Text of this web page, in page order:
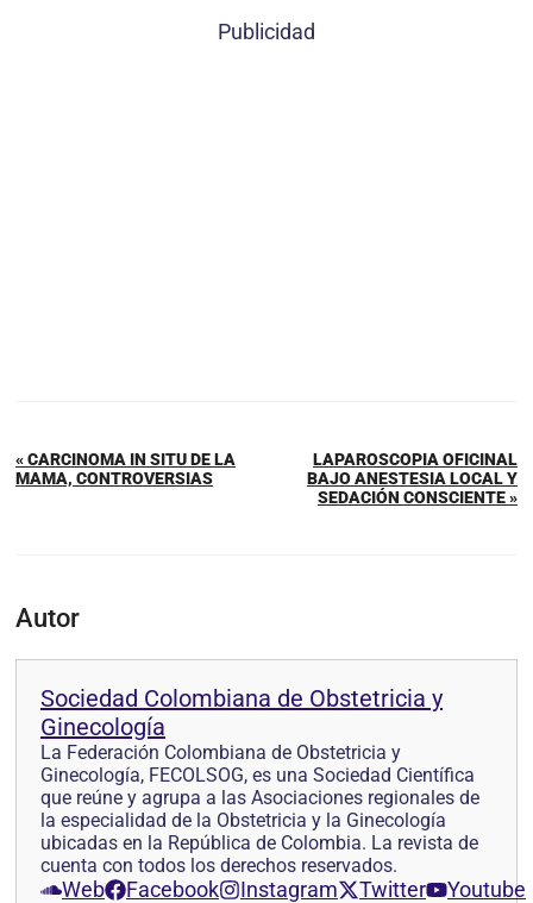
Publicidad
« CARCINOMA IN SITU DE LA
MAMA, CONTROVERSIAS
LAPAROSCOPIA OFICINAL
BAJO ANESTESIA LOCAL Y
SEDACIÓN CONSCIENTE »
Autor
Sociedad Colombiana de Obstetricia y
Ginecología
La Federación Colombiana de Obstetricia y
Ginecología, FECOLSOG, es una Sociedad Científica
que reúne y agrupa a las Asociaciones regionales de
la especialidad de la Obstetricia y la Ginecología
ubicadas en la República de Colombia. La revista de
cuenta con todos los derechos reservados.
Web Facebook Instagram Twitter Youtube